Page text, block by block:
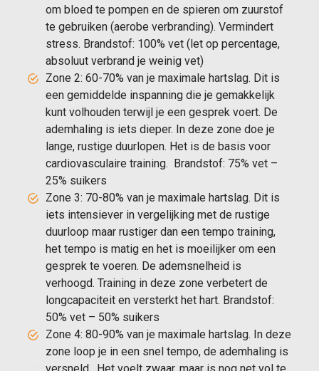
om bloed te pompen en de spieren om zuurstof
te gebruiken (aerobe verbranding). Vermindert
stress. Brandstof: 100% vet (let op percentage,
absoluut verbrand je weinig vet)
Zone 2: 60-70% van je maximale hartslag. Dit is
een gemiddelde inspanning die je gemakkelijk
kunt volhouden terwijl je een gesprek voert. De
ademhaling is iets dieper. In deze zone doe je
lange, rustige duurlopen. Het is de basis voor
cardiovasculaire training. Brandstof: 75% vet –
25% suikers
Zone 3: 70-80% van je maximale hartslag. Dit is
iets intensiever in vergelijking met de rustige
duurloop maar rustiger dan een tempo training,
het tempo is matig en het is moeilijker om een
gesprek te voeren. De ademsnelheid is
verhoogd. Training in deze zone verbetert de
longcapaciteit en versterkt het hart. Brandstof:
50% vet – 50% suikers
Zone 4: 80-90% van je maximale hartslag. In deze
zone loop je in een snel tempo, de ademhaling is